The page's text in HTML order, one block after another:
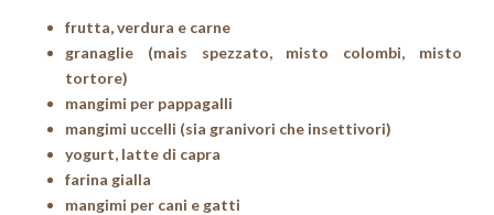
frutta, verdura e carne
granaglie (mais spezzato, misto colombi, misto
tortore)
mangimi per pappagalli
mangimi uccelli (sia granivori che insettivori)
yogurt, latte di capra
farina gialla
mangimi per cani e gatti